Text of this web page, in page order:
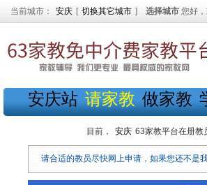
当前城市： 安庆 [ 切换其它城市 ] 选择城市 您好
安庆站 请家教 做家教
目前， 安庆 63家教平台在册教
请合适的教员尽快网上申请，如果您还不是